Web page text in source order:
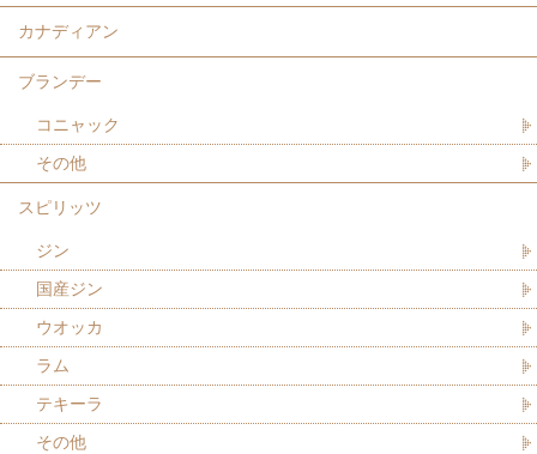
カナディアン
ブランデー
コニャック
その他
スピリッツ
ジン
国産ジン
ウオッカ
ラム
テキーラ
その他